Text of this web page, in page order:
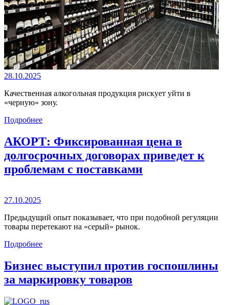
28.10.2025
Качественная алкогольная продукция рискует уйти в
«черную» зону.
Подробнее
АКОРТ: Фиксированная цена в
долгосрочных договорах приведет к
проблемам с поставками
27.10.2025
Предыдущий опыт показывает, что при подобной регуляции
товары перетекают на «серый» рынок.
Подробнее
Бизнес выступил против госпошлины
за маркировку товаров